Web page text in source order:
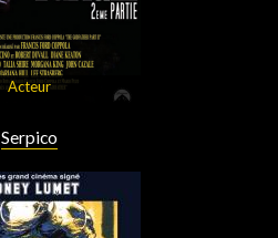
Acteur
Serpico